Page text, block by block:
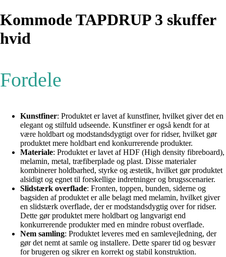
Kommode TAPDRUP 3 skuffer
hvid
Fordele
Kunstfiner: Produktet er lavet af kunstfiner, hvilket giver det en
elegant og stilfuld udseende. Kunstfiner er også kendt for at
være holdbart og modstandsdygtigt over for ridser, hvilket gør
produktet mere holdbart end konkurrerende produkter.
Materiale: Produktet er lavet af HDF (High density fibreboard),
melamin, metal, træfiberplade og plast. Disse materialer
kombinerer holdbarhed, styrke og æstetik, hvilket gør produktet
alsidigt og egnet til forskellige indretninger og brugsscenarier.
Slidstærk overflade: Fronten, toppen, bunden, siderne og
bagsiden af produktet er alle belagt med melamin, hvilket giver
en slidstærk overflade, der er modstandsdygtig over for ridser.
Dette gør produktet mere holdbart og langvarigt end
konkurrerende produkter med en mindre robust overflade.
Nem samling: Produktet leveres med en samlevejledning, der
gør det nemt at samle og installere. Dette sparer tid og besvær
for brugeren og sikrer en korrekt og stabil konstruktion.